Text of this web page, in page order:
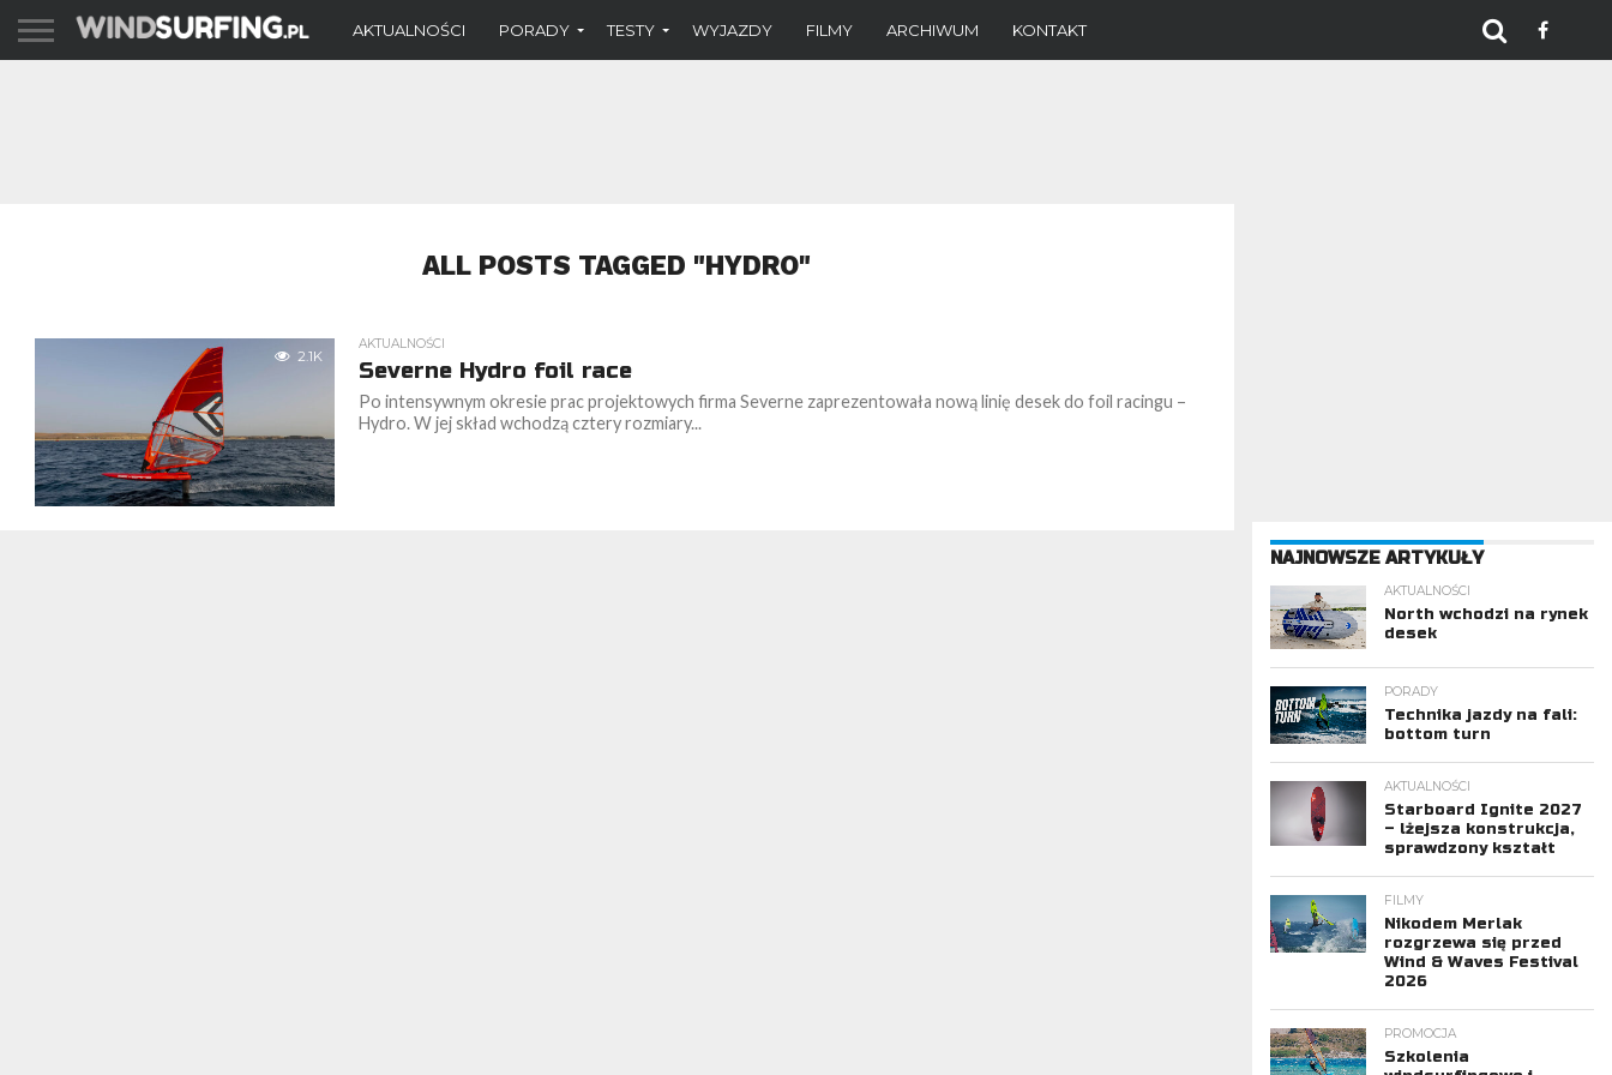
AKTUALNOŚCI PORADY TESTY WYJAZDY FILMY ARCHIWUM KONTAKT
ALL POSTS TAGGED "HYDRO"
2.1K
AKTUALNOŚCI
Severne Hydro foil race
Po intensywnym okresie prac projektowych firma Severne zaprezentowała nową linię desek do foil racingu –
Hydro. W jej skład wchodzą cztery rozmiary...
NAJNOWSZE ARTYKUŁY
AKTUALNOŚCI
North wchodzi na rynek
desek
PORADY
Technika jazdy na fali:
bottom turn
AKTUALNOŚCI
Starboard Ignite 2027
– lżejsza konstrukcja,
sprawdzony kształt
FILMY
Nikodem Merlak
rozgrzewa się przed
Wind & Waves Festival
2026
PROMOCJA
Szkolenia